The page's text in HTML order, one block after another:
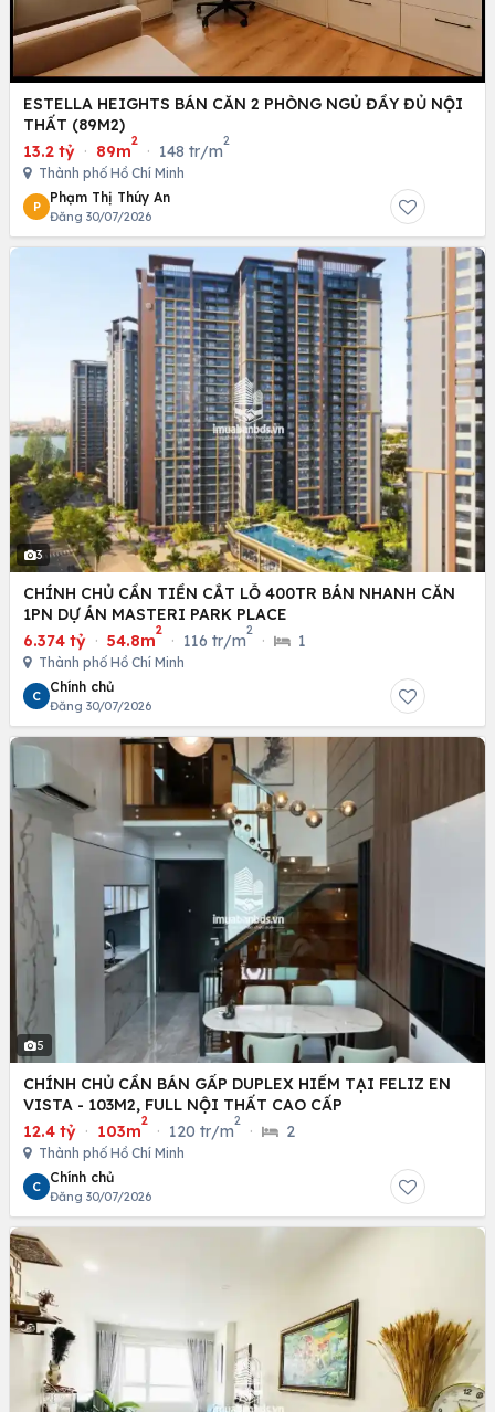
ESTELLA HEIGHTS BÁN CĂN 2 PHÒNG NGỦ ĐẦY ĐỦ NỘI
THẤT (89M2)
13.2 tỷ · 89m
2
· 148 tr/m
2
Thành phố Hồ Chí Minh
P
Phạm Thị Thúy An
Đăng 30/07/2026
3
CHÍNH CHỦ CẦN TIỀN CẮT LỖ 400TR BÁN NHANH CĂN
1PN DỰ ÁN MASTERI PARK PLACE
6.374 tỷ · 54.8m
2
· 116 tr/m
2
· 1
Thành phố Hồ Chí Minh
C
Chính chủ
Đăng 30/07/2026
5
CHÍNH CHỦ CẦN BÁN GẤP DUPLEX HIẾM TẠI FELIZ EN
VISTA - 103M2, FULL NỘI THẤT CAO CẤP
12.4 tỷ · 103m
2
· 120 tr/m
2
· 2
Thành phố Hồ Chí Minh
C
Chính chủ
Đăng 30/07/2026